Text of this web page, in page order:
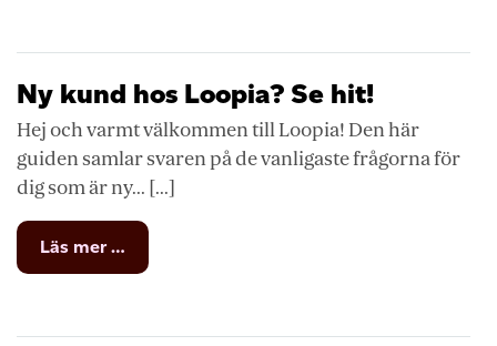
Ny kund hos Loopia? Se hit!
Hej och varmt välkommen till Loopia! Den här
guiden samlar svaren på de vanligaste frågorna för
dig som är ny... [...]
Läs mer …
Ny
Loopia?